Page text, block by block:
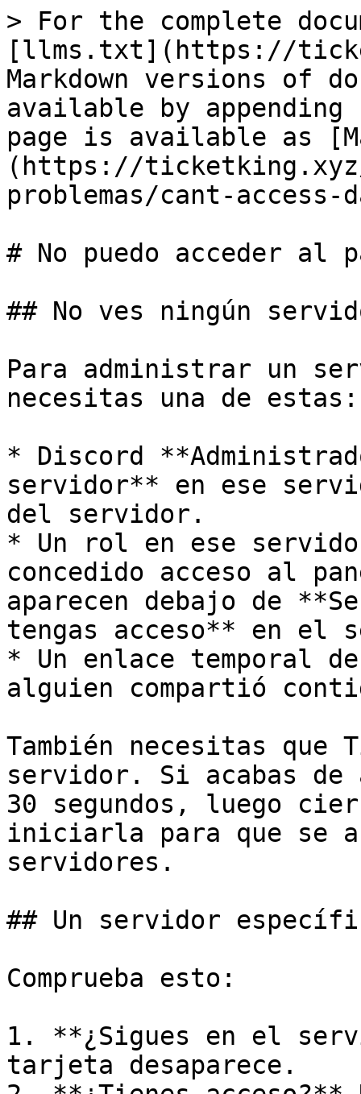
> For the complete
[llms.txt](https://
Markdown versions of
available by
page is available as
(https://
problemas/cant-access-
# No puedo acceder al
## No ves ningún
Para administrar un
necesitas una de estas:
* Discord
servidor** en ese
del servidor.
* Un rol en ese
concedido acceso al
aparecen debajo de
tengas acceso** en el
* Un enlace temporal
alguien compartió
También necesitas
servidor. Si acabas
30 segundos, luego
iniciarla para que se
servidores.
## Un servidor
Comprueba esto:
1. **¿Sigues en el
tarjeta desaparece.